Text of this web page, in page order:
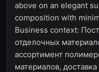
above on an elegant
composition with
Business context:
отделочных
ассортимент
материалов,